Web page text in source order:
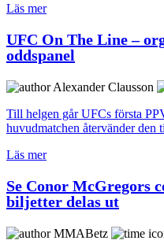
Läs mer
UFC On The Line –
oddspanel
Alexander Clausson
Till helgen går UFCs första
huvudmatchen återvänder den
Läs mer
Se Conor McGregors
biljetter delas ut
MMABetz